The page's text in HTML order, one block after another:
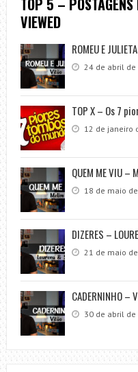
VIEWED
ROMEU E
24 de abril de
TOP X – Os 7
12 de janeiro
QUEM ME VIU –
18 de maio
DIZERES –
21 de maio
CADERNINHO –
30 de abril de